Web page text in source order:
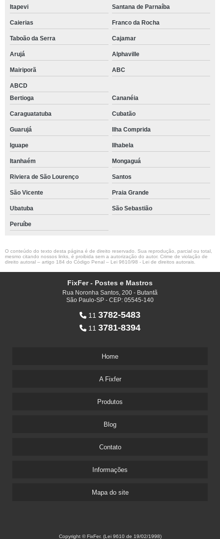
Itapevi Santana de Parnaíba
Caierias Franco da Rocha
Taboão da Serra Cajamar
Arujá Alphaville
Mairiporã ABC
ABCD
Bertioga
Cananéia
Caraguatatuba Cubatão
Guarujá Ilha Comprida
Iguape Ilhabela
Itanhaém Mongaguá
Riviera de São Lourenço Santos
São Vicente Praia Grande
Ubatuba São Sebastião
Peruíbe
O conteúdo do texto desta página é de direito reservado. Sua reprodução, parcial ou total,
mesmo citando nossos links, é proibida sem a autorização do autor. Crime de violação de
direito autoral – artigo 184 do Código Penal – Lei 9610/98 - Lei de direitos autorais
FixFer - Postes e Mastros
Rua Noronha Santos, 200 - Butantã
São Paulo-SP - CEP: 05545-140
11 3782-5483
11 3781-8394
Home
A Fixfer
Produtos
Blog
Contato
Informações
Mapa do site
Copyright © FixFer. (Lei 9610 de 19/02/1998)